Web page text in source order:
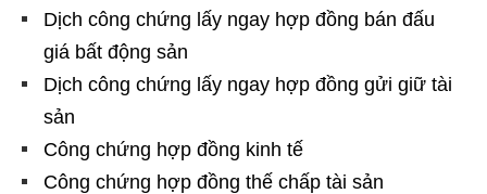
Dịch công chứng lấy ngay hợp đồng bán đấu
giá bất động sản
Dịch công chứng lấy ngay hợp đồng gửi giữ tài
sản
Công chứng hợp đồng kinh tế
Công chứng hợp đồng thế chấp tài sản